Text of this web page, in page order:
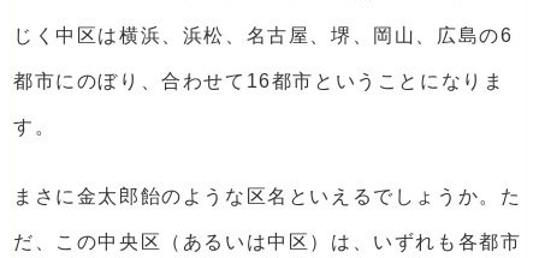
じく中区は横浜、浜松、名古屋、堺、岡山、広島の6
都市にのぼり、合わせて16都市ということになりま
す。
まさに金太郎飴のような区名といえるでしょうか。た
だ、この中央区（あるいは中区）は、いずれも各都市